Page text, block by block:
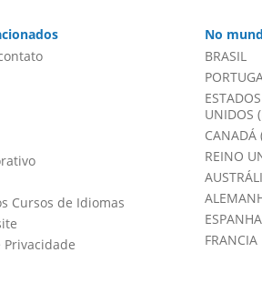
Cursos de Idiomas
Privacidade
No
BRASIL
UNIDOS
CANADÁ
REINO
ESPANHA
FRANCIA